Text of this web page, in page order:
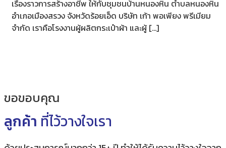
เรื่องราวการสร้างอาชีพ ให้กับชุมชนบ้านหนองหิน ตำบลหนองหิน
อำเภอเมืองสรวง จังหวัดร้อยเอ็ด บริษัท เก้า พอเพียง พรีเมียม
จำกัด เราคือโรงงานผู้ผลิตกระเป๋าผ้า และผู้ […]
ขอขอบคุณ
ลูกค้า ที่ไว้วางใจเรา